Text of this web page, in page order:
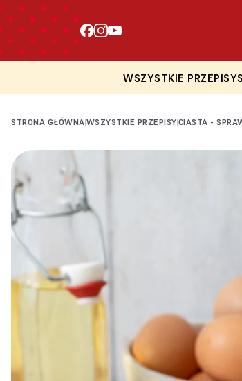
WSZYSTKIE PRZEPISY
STRONA GŁÓWNA|WSZYSTKIE PRZEPISY|CIASTA -